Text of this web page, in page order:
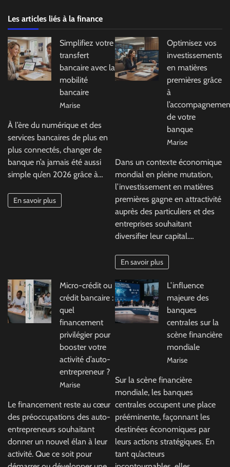
Les articles liés à la finance
Simplifiez votre
transfert
bancaire avec la
mobilité
bancaire
Marise
À l’ère du numérique et des
services bancaires de plus en
plus connectés, changer de
banque n’a jamais été aussi
simple qu’en 2026 grâce à…
En savoir plus
Optimisez vos
investissements
en matières
premières grâce
à
de votre
banque
Marise
Dans un contexte économique
mondial en pleine mutation,
l’investissement en matières
premières gagne en attractivité
auprès des particuliers et des
entreprises souhaitant
diversifier leur capital.…
En savoir plus
Micro-crédit ou
crédit bancaire :
quel
financement
privilégier pour
booster votre
activité d’auto-
entrepreneur ?
Marise
Le financement reste au cœur
des préoccupations des auto-
entrepreneurs souhaitant
donner un nouvel élan à leur
activité. Que ce soit pour
L’influence
majeure des
banques
centrales sur la
scène financière
mondiale
Marise
Sur la scène financière
mondiale, les banques
centrales occupent une place
prééminente, façonnant les
destinées économiques par
leurs actions stratégiques. En
tant qu’acteurs